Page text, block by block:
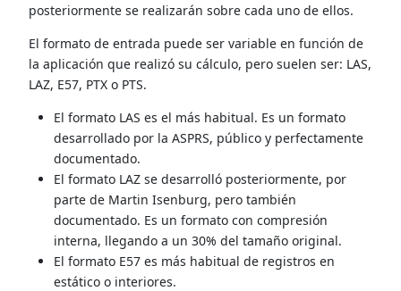
posteriormente se realizarán sobre cada uno de ellos.
El formato de entrada puede ser variable en función de
la aplicación que realizó su cálculo, pero suelen ser: LAS,
LAZ, E57, PTX o PTS.
El formato LAS es el más habitual. Es un formato
desarrollado por la ASPRS, público y perfectamente
documentado.
El formato LAZ se desarrolló posteriormente, por
parte de Martin Isenburg, pero también
documentado. Es un formato con compresión
interna, llegando a un 30% del tamaño original.
El formato E57 es más habitual de registros en
estático o interiores.